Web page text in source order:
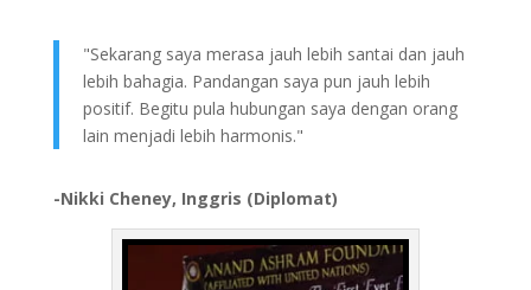
"Sekarang saya merasa jauh lebih santai dan jauh
lebih bahagia. Pandangan saya pun jauh lebih
positif. Begitu pula hubungan saya dengan orang
lain menjadi lebih harmonis."
-Nikki Cheney, Inggris (Diplomat)